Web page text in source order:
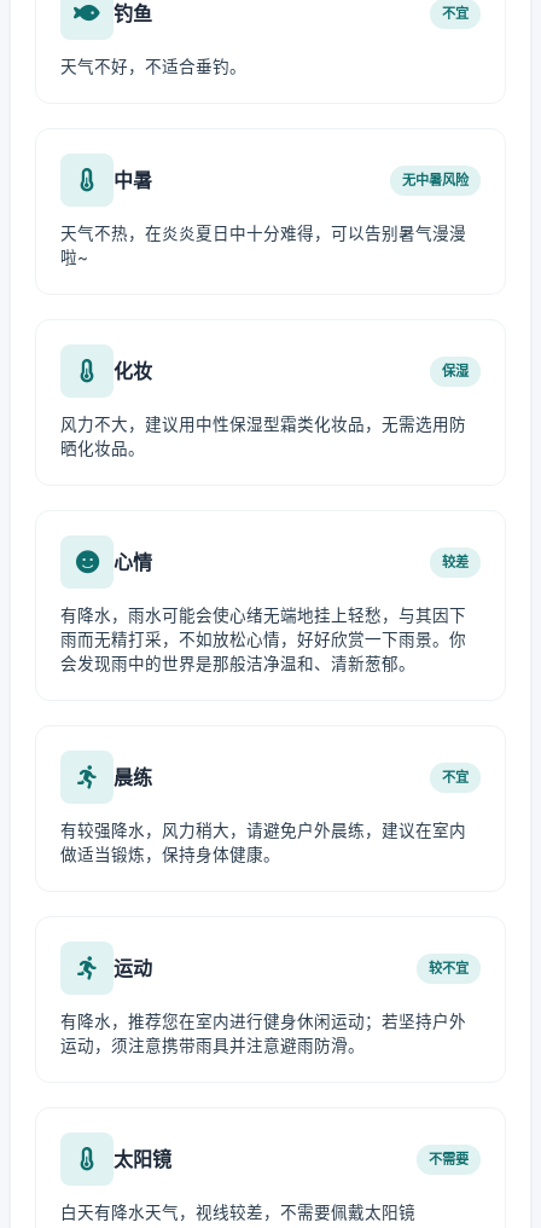
钓鱼 不宜
天气不好，不适合垂钓。
中暑 无中暑风险
天气不热，在炎炎夏日中十分难得，可以告别暑气漫漫
啦~
化妆 保湿
风力不大，建议用中性保湿型霜类化妆品，无需选用防
晒化妆品。
心情 较差
有降水，雨水可能会使心绪无端地挂上轻愁，与其因下
雨而无精打采，不如放松心情，好好欣赏一下雨景。你
会发现雨中的世界是那般洁净温和、清新葱郁。
晨练 不宜
有较强降水，风力稍大，请避免户外晨练，建议在室内
做适当锻炼，保持身体健康。
运动 较不宜
有降水，推荐您在室内进行健身休闲运动；若坚持户外
运动，须注意携带雨具并注意避雨防滑。
太阳镜 不需要
白天有降水天气，视线较差，不需要佩戴太阳镜